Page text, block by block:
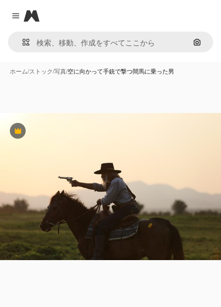
Close menu
Magnific
画像で
ホーム/ストック/写真/空に向かって手銃で撃つ間馬に乗った男
Premium